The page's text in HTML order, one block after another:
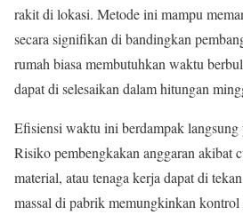
rakit di lokasi. Metode ini mampu
secara signifikan di bandingkan
rumah biasa membutuhkan waktu
dapat di selesaikan dalam hitungan
Efisiensi waktu ini berdampak langsung
Risiko pembengkakan anggaran akibat
material, atau tenaga kerja dapat di
massal di pabrik memungkinkan